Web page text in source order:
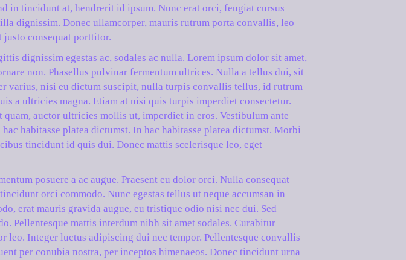
in tincidunt at, hendrerit id ipsum. Nunc erat orci, feugiat cursus
dignissim. Donec ullamcorper, mauris rutrum porta convallis, leo
consequat porttitor.
dignissim egestas ac, sodales ac nulla. Lorem ipsum dolor sit amet,
non. Phasellus pulvinar fermentum ultrices. Nulla a tellus dui, sit
varius, nisi eu dictum suscipit, nulla turpis convallis tellus, id rutrum
a ultricies magna. Etiam at nisi quis turpis imperdiet consectetur.
auctor ultricies mollis ut, imperdiet in eros. Vestibulum ante
habitasse platea dictumst. In hac habitasse platea dictumst. Morbi
tincidunt id quis dui. Donec mattis scelerisque leo, eget
posuere a ac augue. Praesent eu dolor orci. Nulla consequat
orci commodo. Nunc egestas tellus ut neque accumsan in
erat mauris gravida augue, eu tristique odio nisi nec dui. Sed
Pellentesque mattis interdum nibh sit amet sodales. Curabitur
Integer luctus adipiscing dui nec tempor. Pellentesque convallis
per conubia nostra, per inceptos himenaeos. Donec tincidunt urna